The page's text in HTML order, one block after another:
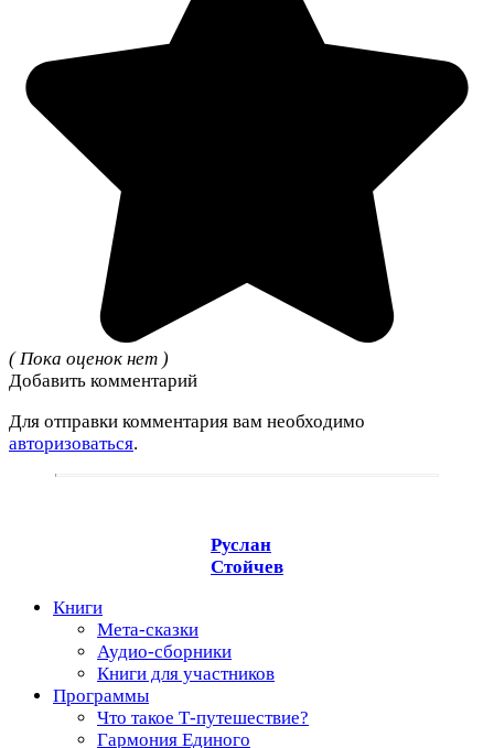
( Пока оценок нет )
Добавить комментарий
Для отправки комментария вам необходимо
авторизоваться.
Руслан
Стойчев
Книги
Мета-сказки
Аудио-сборники
Книги для участников
Программы
Что такое Т-путешествие?
Гармония Единого